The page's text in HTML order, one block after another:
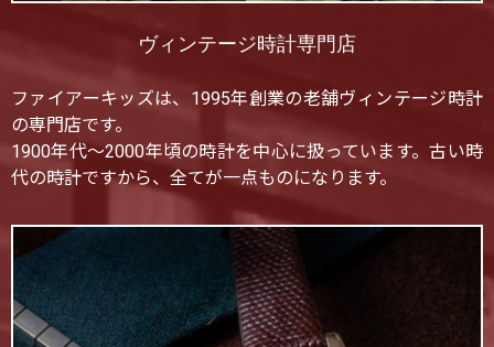
ヴィンテージ時計専門店
ファイアーキッズは、1995年創業の老舗ヴィンテージ時計
の専門店です。
1900年代〜2000年頃の時計を中心に扱っています。古い時
代の時計ですから、全てが一点ものになります。